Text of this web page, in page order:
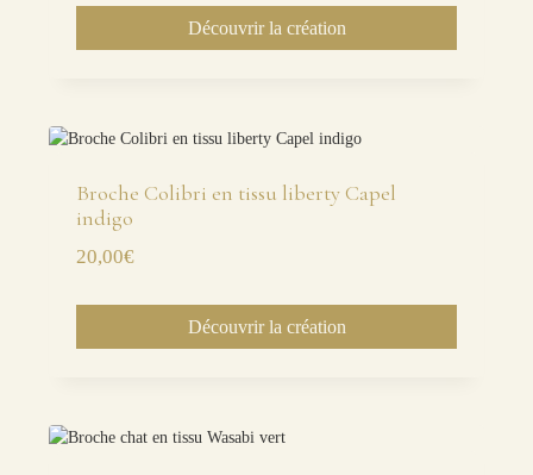
Découvrir la création
Broche Colibri en tissu liberty Capel
indigo
20,00€
Découvrir la création